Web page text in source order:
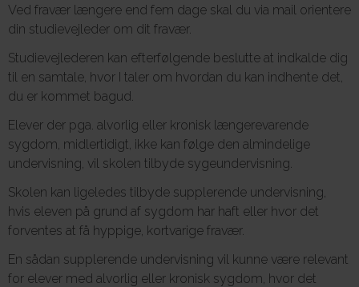
Ved fravær længere end fem dage skal du via mail orientere
din studievejleder om dit fravær.
Studievejlederen kan efterfølgende beslutte at indkalde dig
til en samtale, hvor I taler om hvordan du kan indhente det,
du er kommet bagud.
Elever der pga. alvorlig eller kronisk længerevarende
sygdom, midlertidigt, ikke kan følge den almindelige
undervisning, vil skolen tilbyde sygeundervisning.
Skolen kan ligeledes tilbyde supplerende undervisning,
hvis eleven på grund af sygdom har haft eller hvor det
forventes at få hyppige, kortvarige fravær.
En sådan supplerende undervisning vil kunne være relevant
for elever med alvorlig eller kronisk sygdom, hvor det